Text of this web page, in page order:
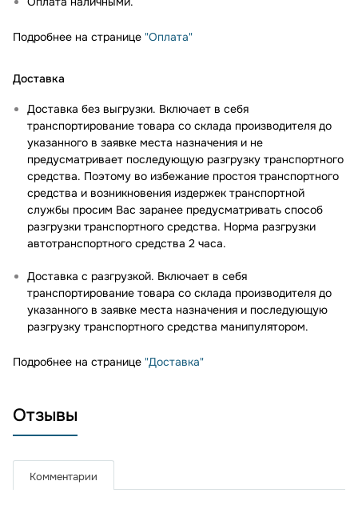
Подробнее на странице "Оплата"
Доставка
Доставка без выгрузки. Включает в себя
транспортирование товара со склада производителя до
указанного в заявке места назначения и не
предусматривает последующую разгрузку транспортного
средства. Поэтому во избежание простоя транспортного
средства и возникновения издержек транспортной
службы просим Вас заранее предусматривать способ
разгрузки транспортного средства. Норма разгрузки
автотранспортного средства 2 часа.
Доставка с разгрузкой. Включает в себя
транспортирование товара со склада производителя до
указанного в заявке места назначения и последующую
разгрузку транспортного средства манипулятором.
Подробнее на странице "Доставка"
Отзывы
Комментарии